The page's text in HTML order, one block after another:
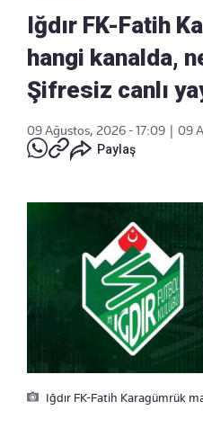
Iğdır FK-Fatih
hangi kanalda,
Şifresiz canlı
09 Ağustos, 2026 - 17:09
09
Paylaş
Iğdır FK-Fatih Karagümrük